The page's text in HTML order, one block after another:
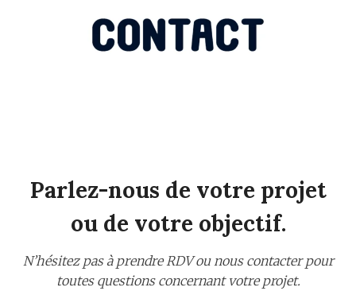
Parlez-nous de votre projet
ou de votre objectif.
N’hésitez pas à prendre RDV ou nous contacter pour
toutes questions concernant votre projet.